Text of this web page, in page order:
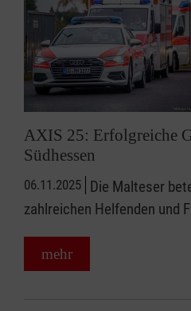
AXIS 25: Erfolgreiche
Südhessen
06.11.2025 Die Malteser
zahlreichen Helfenden und
mehr